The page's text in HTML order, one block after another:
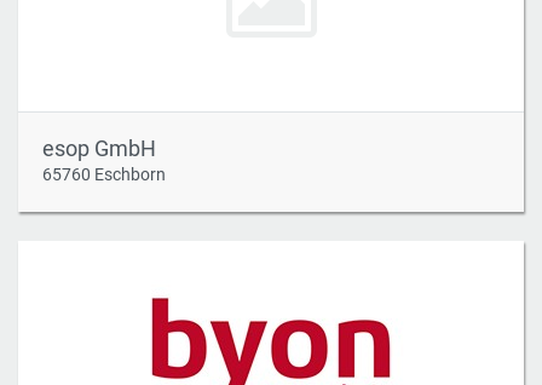
esop GmbH
65760 Eschborn